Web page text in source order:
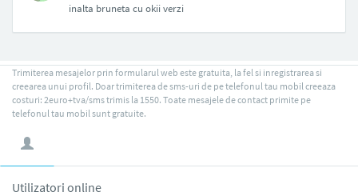
inalta bruneta cu okii verzi
Trimiterea mesajelor prin formularul web este gratuita, la fel si inregistrarea si
creearea unui profil. Doar trimiterea de sms-uri de pe telefonul tau mobil creeaza
costuri: 2euro+tva/sms trimis la 1550. Toate mesajele de contact primite pe
telefonul tau mobil sunt gratuite.
Utilizatori online